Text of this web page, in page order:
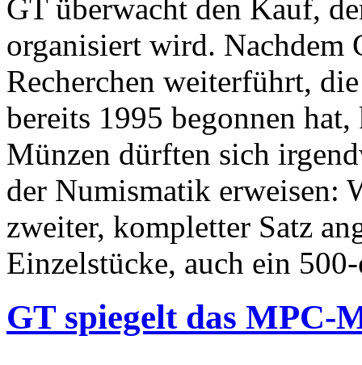
GT überwacht den Kauf,
organisiert wird. Nachdem
Recherchen weiterführt,
bereits 1995 begonnen
Münzen dürften sich
der Numismatik erweisen:
zweiter, kompletter Satz
Einzelstücke, auch ein
GT spiegelt das MPC-